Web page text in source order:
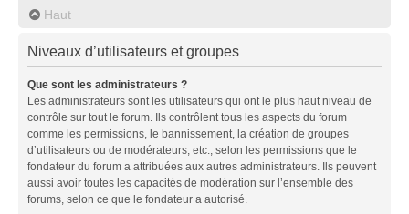
Haut
Niveaux d’utilisateurs et groupes
Que sont les administrateurs ?
Les administrateurs sont les utilisateurs qui ont le plus haut niveau de
contrôle sur tout le forum. Ils contrôlent tous les aspects du forum
comme les permissions, le bannissement, la création de groupes
d’utilisateurs ou de modérateurs, etc., selon les permissions que le
fondateur du forum a attribuées aux autres administrateurs. Ils peuvent
aussi avoir toutes les capacités de modération sur l’ensemble des
forums, selon ce que le fondateur a autorisé.